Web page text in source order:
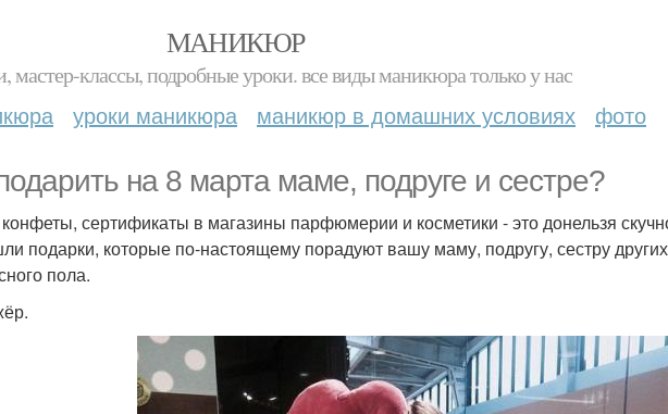
МАНИКЮР
мастер-классы, подробные уроки. все виды маникюра только у нас
уроки маникюра маникюр в домашних условиях фото
на 8 марта маме, подруге и сестре?
сертификаты в магазины парфюмерии и косметики - это донельзя
подарки, которые по-настоящему порадуют вашу маму, подругу, сестру
пола.